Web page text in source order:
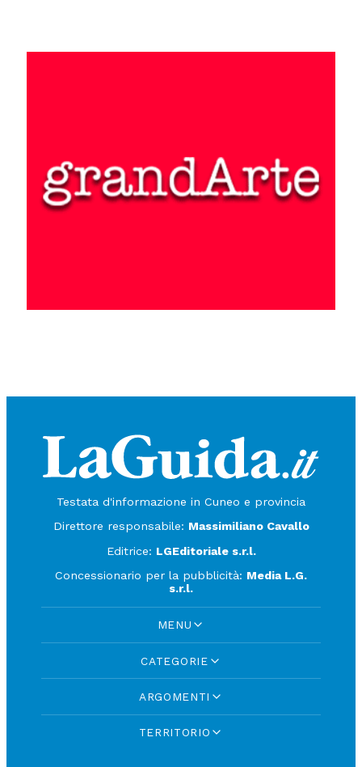
Testata d'informazione in Cuneo e provincia
Direttore responsabile: Massimiliano Cavallo
Editrice: LGEditoriale s.r.l.
Concessionario per la pubblicità: Media L.G.
s.r.l.
MENU
CATEGORIE
ARGOMENTI
TERRITORIO